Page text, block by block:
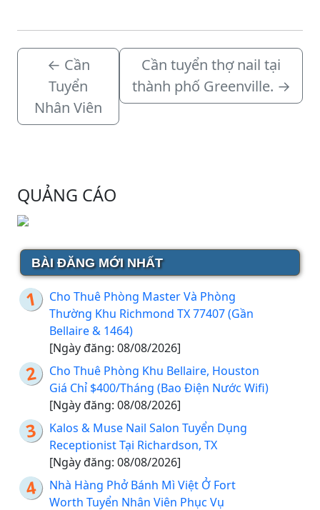
← Cần
Tuyển
Nhân Viên
Cần tuyển thợ nail tại
thành phố Greenville. →
QUẢNG CÁO
BÀI ĐĂNG MỚI NHẤT
Cho Thuê Phòng Master Và Phòng
Thường Khu Richmond TX 77407 (Gần
Bellaire & 1464)
[Ngày đăng: 08/08/2026]
Cho Thuê Phòng Khu Bellaire, Houston
Giá Chỉ $400/Tháng (Bao Điện Nước Wifi)
[Ngày đăng: 08/08/2026]
Kalos & Muse Nail Salon Tuyển Dụng
Receptionist Tại Richardson, TX
[Ngày đăng: 08/08/2026]
Nhà Hàng Phở Bánh Mì Việt Ở Fort
Worth Tuyển Nhân Viên Phục Vụ